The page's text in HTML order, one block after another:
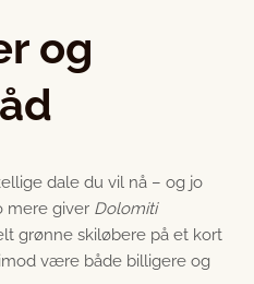
og
dale du vil nå – og jo
mere giver Dolomiti
grønne skiløbere på et kort
være både billigere og